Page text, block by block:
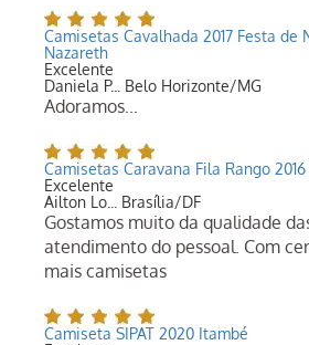
Camisetas Cavalhada 2017 Festa de
Nazareth
Excelente
Daniela P... Belo Horizonte/MG
Adoramos...
Camisetas Caravana Fila Rango 2016
Excelente
Ailton Lo... Brasília/DF
Gostamos muito da qualidade
atendimento do pessoal. Com
mais camisetas
Camiseta SIPAT 2020 Itambé